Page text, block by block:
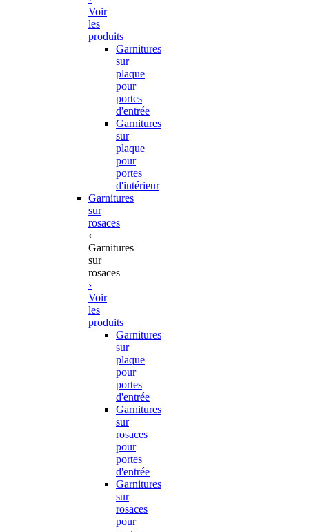
Voir
les
produits
Garnitures
sur
plaque
pour
portes
d'entrée
Garnitures
sur
plaque
pour
portes
d'intérieur
Garnitures
sur
rosaces
‹
Garnitures
sur
rosaces
›
Voir
les
produits
Garnitures
sur
plaque
pour
portes
d'entrée
Garnitures
sur
rosaces
pour
portes
d'entrée
Garnitures
sur
rosaces
pour